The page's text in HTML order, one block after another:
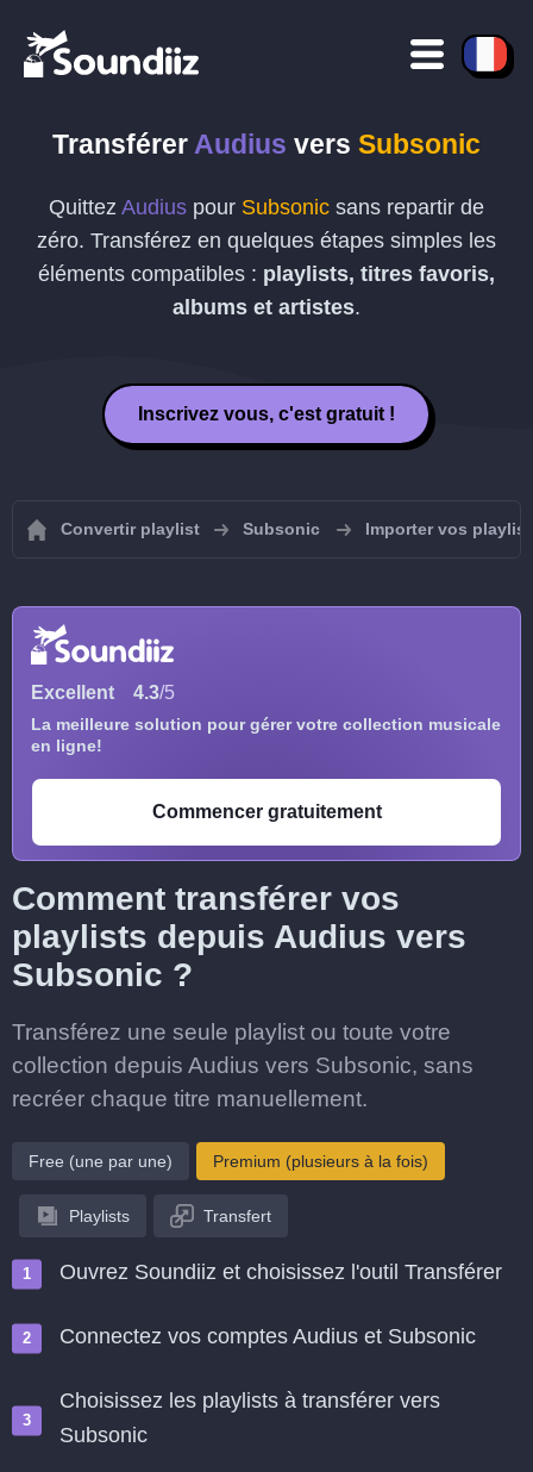
Transférer Audius vers Subsonic
Quittez Audius pour Subsonic sans repartir de
zéro. Transférez en quelques étapes simples les
éléments compatibles : playlists, titres favoris,
albums et artistes.
Inscrivez vous, c'est gratuit !
Convertir playlist Subsonic Importer vos
Excellent 4.3/5
La meilleure solution pour gérer votre collection musicale
en ligne!
Commencer gratuitement
Comment transférer vos
playlists depuis Audius vers
Subsonic ?
Transférez une seule playlist ou toute votre
collection depuis Audius vers Subsonic, sans
recréer chaque titre manuellement.
Free (une par une) Premium (plusieurs à la fois)
Playlists Transfert
Ouvrez Soundiiz et choisissez l'outil Transférer
Connectez vos comptes Audius et Subsonic
Choisissez les playlists à transférer vers
Subsonic